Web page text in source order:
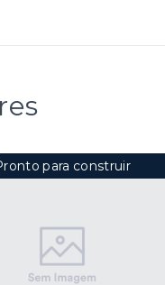
para construir